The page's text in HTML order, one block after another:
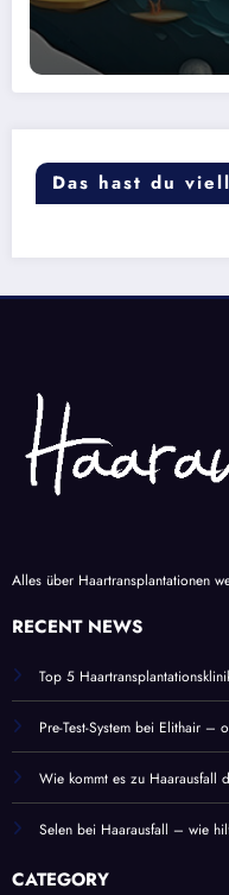
Das hast du
Alles über Haartransplantationen
RECENT NEWS
Top 5
Pre-Test-System bei Elithair –
Wie kommt es zu Haarausfall
Selen bei Haarausfall – wie
CATEGORY